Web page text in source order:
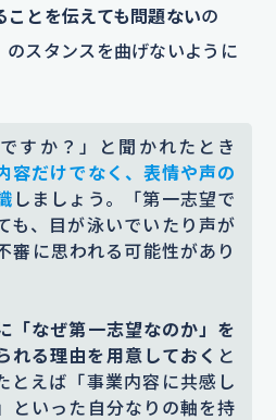
とを伝えても問題ないの
のスタンスを曲げないように
ですか？」と聞かれたとき
容だけでなく、表情や声の
しましょう。「第一志望で
も、目が泳いでいたり声が
審に思われる可能性があり
「なぜ第一志望なのか」を
れる理由を用意しておく と
とえば「事業内容に共感し
といった自分なりの軸を持